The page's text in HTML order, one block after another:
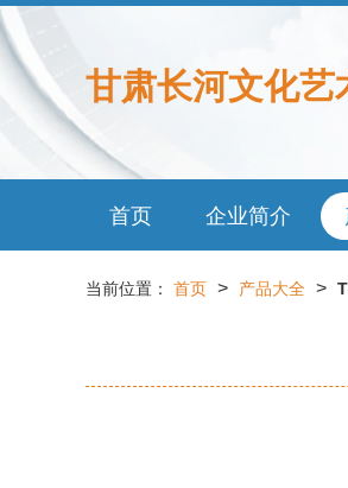
甘肃长河文化艺
首页 企业简介
当前位置： 首页 > 产品大全 >